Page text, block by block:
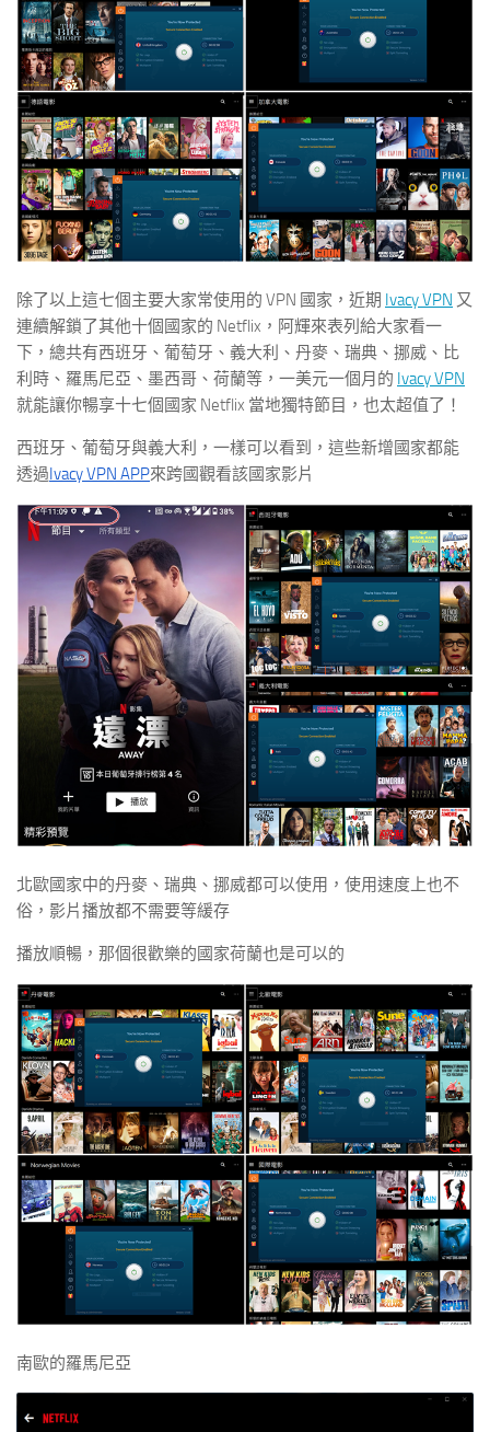
除了以上這七個主要大家常使用的 VPN 國家，近期 Ivacy VPN 又
連續解鎖了其他十個國家的 Netflix，阿輝來表列給大家看一
下，總共有西班牙、葡萄牙、義大利、丹麥、瑞典、挪威、比
利時、羅馬尼亞、墨西哥、荷蘭等，一美元一個月的 Ivacy VPN
就能讓你暢享十七個國家 Netflix 當地獨特節目，也太超值了！
西班牙、葡萄牙與義大利，一樣可以看到，這些新增國家都能
透過 Ivacy VPN APP來跨國觀看該國家影片
北歐國家中的丹麥、瑞典、挪威都可以使用，使用速度上也不
俗，影片播放都不需要等緩存
播放順暢，那個很歡樂的國家荷蘭也是可以的
南歐的羅馬尼亞